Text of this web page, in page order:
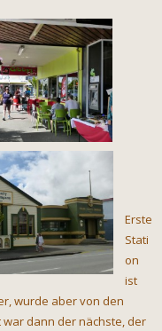
Erste
Stati
on
ist
wurde aber von den
dann der nächste, der